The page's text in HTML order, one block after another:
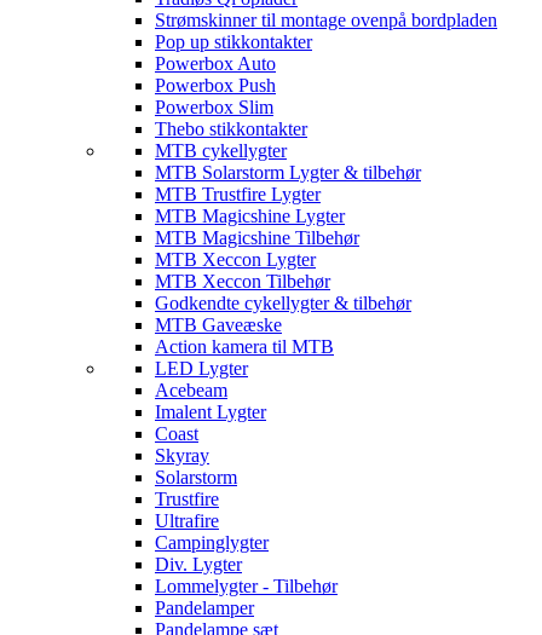
Strømskinner til montage ovenpå bordpladen
Pop up stikkontakter
Powerbox Auto
Powerbox Push
Powerbox Slim
Thebo stikkontakter
MTB cykellygter
MTB Solarstorm Lygter & tilbehør
MTB Trustfire Lygter
MTB Magicshine Lygter
MTB Magicshine Tilbehør
MTB Xeccon Lygter
MTB Xeccon Tilbehør
Godkendte cykellygter & tilbehør
MTB Gaveæske
Action kamera til MTB
LED Lygter
Acebeam
Imalent Lygter
Coast
Skyray
Solarstorm
Trustfire
Ultrafire
Campinglygter
Div. Lygter
Lommelygter - Tilbehør
Pandelamper
Pandelampe sæt